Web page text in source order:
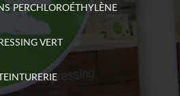
PERCHLOROÉTHYLÈNE
VERT